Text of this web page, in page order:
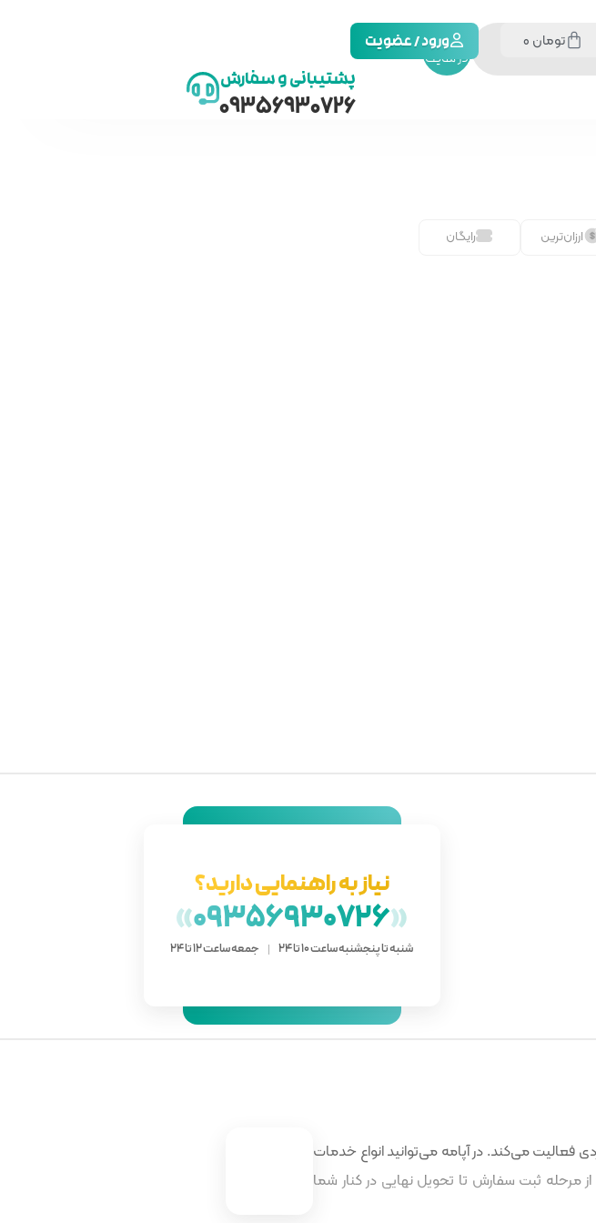
جستجو
در سایت
تومان ورود / عضویت
پشتیبانی و سفارش
09356930726
ارزان‌ترین رایگان
نیاز به راهنمایی دارید؟
«
09356930726
»
شنبه تا پنجشنبه ساعت 10 تا 24 جمعه ساعت 12 تا 24
فعالیت می‌کند. در آپامه می‌توانید انواع خدمات
مرحله ثبت سفارش تا تحویل نهایی در کنار شما